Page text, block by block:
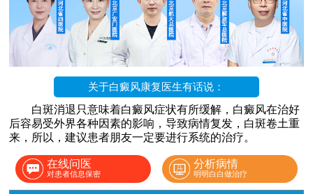
关于白癜风康复医生有话说：
白斑消退只意味着白癜风症状有所缓解，白癜风在治好
后容易受外界各种因素的影响，导致病情复发，白斑卷土重
来，所以，建议患者朋友一定要进行系统的治疗。
在线问医
对患者信息保密
分析病情
明明白白做治疗